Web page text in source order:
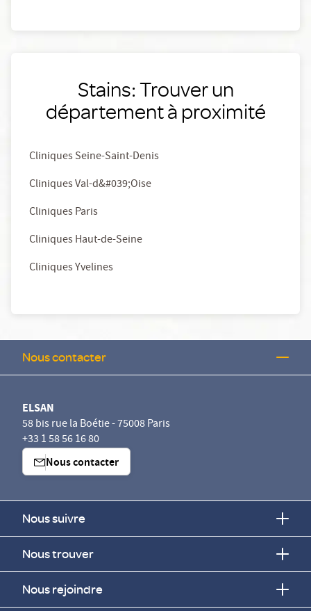
Stains: Trouver un
département à proximité
Cliniques Seine-Saint-Denis
Cliniques Val-d&#039;Oise
Cliniques Paris
Cliniques Haut-de-Seine
Cliniques Yvelines
Nous contacter
ELSAN
58 bis rue la Boétie - 75008 Paris
+33 1 58 56 16 80
Nous contacter
Nous suivre
Nous trouver
Nous rejoindre